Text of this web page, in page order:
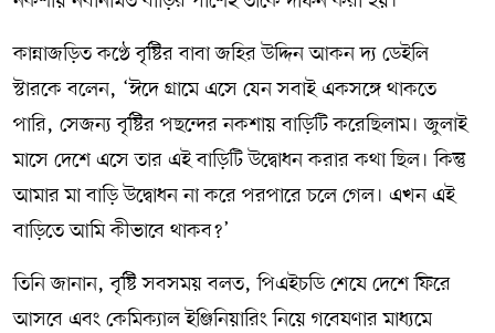
কান্নাজড়িত কণ্ঠে বৃষ্টির বাবা জহির উদ্দিন আকন দ্য ডেইলি
স্টারকে বলেন, ‘ঈদে গ্রামে এসে যেন সবাই একসঙ্গে থাকতে
পারি, সেজন্য বৃষ্টির পছন্দের নকশায় বাড়িটি করেছিলাম। জুলাই
মাসে দেশে এসে তার এই বাড়িটি উদ্বোধন করার কথা ছিল। কিন্তু
আমার মা বাড়ি উদ্বোধন না করে পরপারে চলে গেল। এখন এই
বাড়িতে আমি কীভাবে থাকব?’
তিনি জানান, বৃষ্টি সবসময় বলত, পিএইচডি শেষে দেশে ফিরে
আসবে এবং কেমিক্যাল ইঞ্জিনিয়ারিং নিয়ে গবেষণার মাধ্যমে